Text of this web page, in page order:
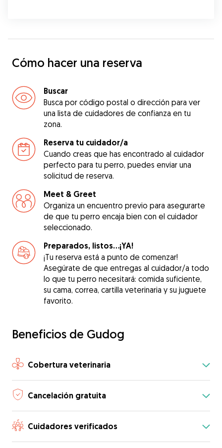
Cómo hacer una reserva
Buscar
Busca por código postal o dirección para ver
una lista de cuidadores de confianza en tu
zona.
Reserva tu cuidador/a
Cuando creas que has encontrado al cuidador
perfecto para tu perro, puedes enviar una
solicitud de reserva.
Meet & Greet
Organiza un encuentro previo para asegurarte
de que tu perro encaja bien con el cuidador
seleccionado.
Preparados, listos...¡YA!
¡Tu reserva está a punto de comenzar!
Asegúrate de que entregas al cuidador/a todo
lo que tu perro necesitará: comida suficiente,
su cama, correa, cartilla veterinaria y su juguete
favorito.
Beneficios de Gudog
Cobertura veterinaria
Cancelación gratuita
Cuidadores verificados